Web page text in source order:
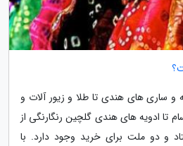
ساری های هندی تا طلا و زیور آلات و
ادویه های هندی گلچین رنگارنگی از
و دو ملت برای خرید وجود دارد. با